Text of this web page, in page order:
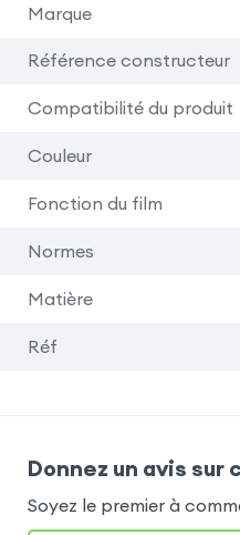
Marque
Référence constructeur
Compatibilité du produit
Couleur
Fonction du film
Normes
Matière
Réf
Donnez un avis sur
Soyez le premier à